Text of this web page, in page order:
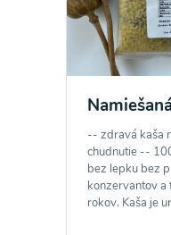
-- zdravá kaša
chudnutie --
bez lepku bez
konzervantov
rokov. Kaša je